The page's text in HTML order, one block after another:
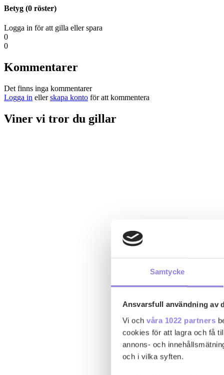
Samtycke
Ansvarsfull användning av
Vi och våra 1022 partners
cookies för att lagra och få
annons- och
och i vilka syften.
Betyg (0 röster)
Logga in för att gilla eller spara
0
0
Kommentarer
Det finns inga kommentarer
Logga in ellerskapa konto för att kommentera
Viner vi tror du gillar